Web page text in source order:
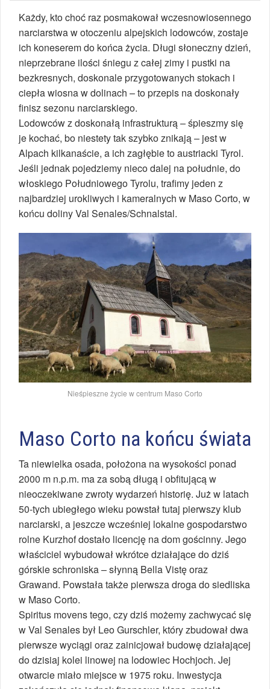
Każdy, kto choć raz posmakował wczesnowiosennego
narciarstwa w otoczeniu alpejskich lodowców, zostaje
ich koneserem do końca życia. Długi słoneczny dzień,
nieprzebrane ilości śniegu z całej zimy i pustki na
bezkresnych, doskonale przygotowanych stokach i
ciepła wiosna w dolinach – to przepis na doskonały
finisz sezonu narciarskiego.
Lodowców z doskonałą infrastrukturą – śpieszmy się
je kochać, bo niestety tak szybko znikają – jest w
Alpach kilkanaście, a ich zagłębie to austriacki Tyrol.
Jeśli jednak pojedziemy nieco dalej na południe, do
włoskiego Południowego Tyrolu, trafimy jeden z
najbardziej urokliwych i kameralnych w Maso Corto, w
końcu doliny Val Senales/Schnalstal.
Nieśpieszne życie w centrum Maso Corto
Maso Corto na końcu świata
Ta niewielka osada, położona na wysokości ponad
2000 m n.p.m. ma za sobą długą i obfitującą w
nieoczekiwane zwroty wydarzeń historię. Już w latach
50-tych ubiegłego wieku powstał tutaj pierwszy klub
narciarski, a jeszcze wcześniej lokalne gospodarstwo
rolne Kurzhof dostało licencję na dom gościnny. Jego
właściciel wybudował wkrótce działające do dziś
górskie schroniska – słynną Bella Vistę oraz
Grawand. Powstała także pierwsza droga do siedliska
w Maso Corto.
Spiritus movens tego, czy dziś możemy zachwycać się
w Val Senales był Leo Gurschler, który zbudował dwa
pierwsze wyciągi oraz zainicjował budowę działającej
do dzisiaj kolei linowej na lodowiec Hochjoch. Jej
otwarcie miało miejsce w 1975 roku. Inwestycja